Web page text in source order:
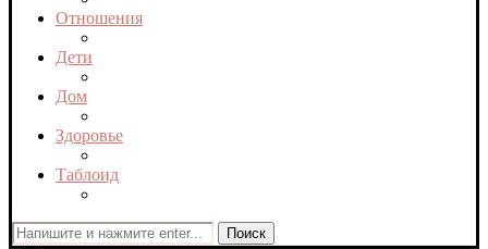
Отношения
Дети
Дом
Здоровье
Таблоид
Поиск